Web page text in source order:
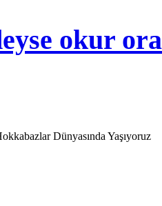
okur
Dünyasında Yaşıyoruz